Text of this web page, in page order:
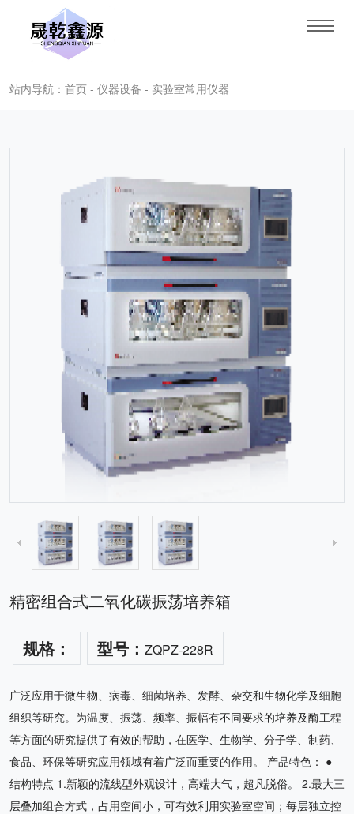
站内导航：首页 - 仪器设备 - 实验室常用仪器
精密组合式二氧化碳振荡培养箱
规格： 型号： ZQPZ-228R
广泛应用于微生物、病毒、细菌培养、发酵、杂交和生物化学及细胞
组织等研究。为温度、振荡、频率、振幅有不同要求的培养及酶工程
等方面的研究提供了有效的帮助，在医学、生物学、分子学、制药、
食品、环保等研究应用领域有着广泛而重要的作用。 产品特色： ●
结构特点 1.新颖的流线型外观设计，高端大气，超凡脱俗。 2.最大三
层叠加组合方式，占用空间小，可有效利用实验室空间；每层独立控